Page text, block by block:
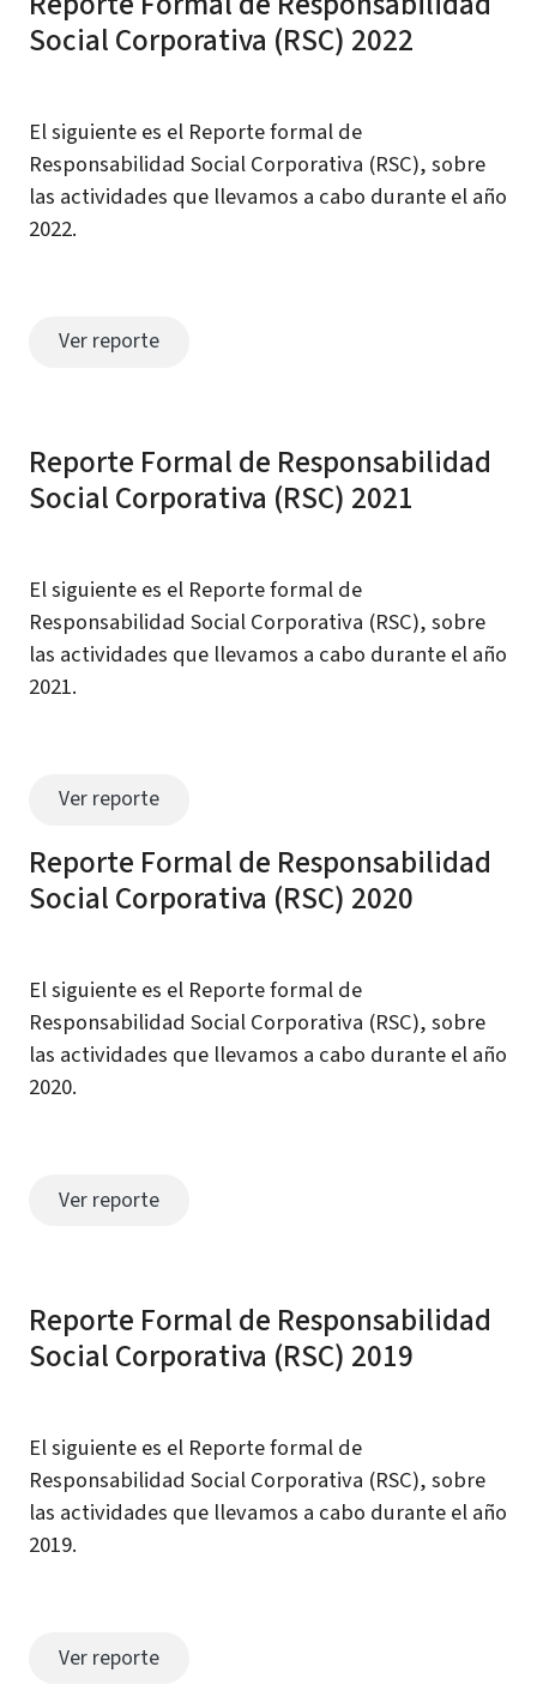
Social Corporativa (RSC) 2022
El siguiente es el Reporte formal de
Responsabilidad Social Corporativa (RSC), sobre
las actividades que llevamos a cabo durante el año
2022.
Ver reporte
Reporte Formal de Responsabilidad
Social Corporativa (RSC) 2021
El siguiente es el Reporte formal de
Responsabilidad Social Corporativa (RSC), sobre
las actividades que llevamos a cabo durante el año
2021.
Ver reporte
Reporte Formal de Responsabilidad
Social Corporativa (RSC) 2020
El siguiente es el Reporte formal de
Responsabilidad Social Corporativa (RSC), sobre
las actividades que llevamos a cabo durante el año
2020.
Ver reporte
Reporte Formal de Responsabilidad
Social Corporativa (RSC) 2019
El siguiente es el Reporte formal de
Responsabilidad Social Corporativa (RSC), sobre
las actividades que llevamos a cabo durante el año
2019.
Ver reporte